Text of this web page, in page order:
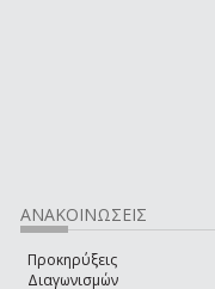
ΑΝΑΚΟΙΝΩΣΕΙΣ
Προκηρύξεις
Διαγωνισμών